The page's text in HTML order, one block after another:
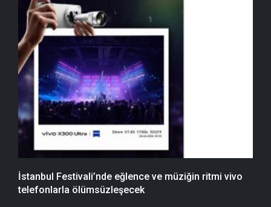
İstanbul Festivali’nde eğlence ve müziğin ritmi vivo
telefonlarla ölümsüzleşecek